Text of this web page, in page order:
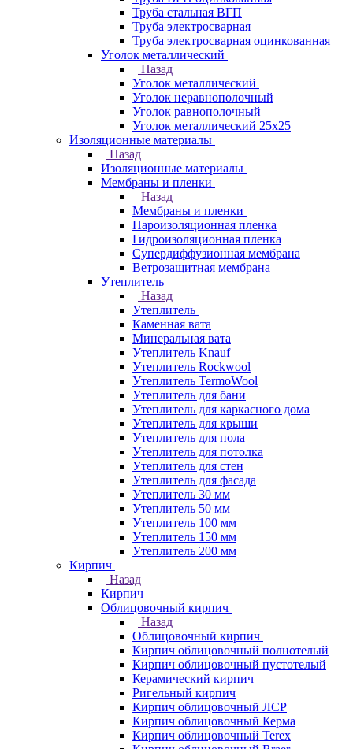
Труба стальная ВГП
Труба электросварная
Труба электросварная оцинкованная
Уголок металлический
Назад
Уголок металлический
Уголок неравнополочный
Уголок равнополочный
Уголок металлический 25х25
Изоляционные материалы
Назад
Изоляционные материалы
Мембраны и пленки
Назад
Мембраны и пленки
Пароизоляционная пленка
Гидроизоляционная пленка
Супердиффузионная мембрана
Ветрозащитная мембрана
Утеплитель
Назад
Утеплитель
Каменная вата
Минеральная вата
Утеплитель Knauf
Утеплитель Rockwool
Утеплитель TermoWool
Утеплитель для бани
Утеплитель для каркасного дома
Утеплитель для крыши
Утеплитель для пола
Утеплитель для потолка
Утеплитель для стен
Утеплитель для фасада
Утеплитель 30 мм
Утеплитель 50 мм
Утеплитель 100 мм
Утеплитель 150 мм
Утеплитель 200 мм
Кирпич
Назад
Кирпич
Облицовочный кирпич
Назад
Облицовочный кирпич
Кирпич облицовочный полнотелый
Кирпич облицовочный пустотелый
Керамический кирпич
Ригельный кирпич
Кирпич облицовочный ЛСР
Кирпич облицовочный Керма
Кирпич облицовочный Terex